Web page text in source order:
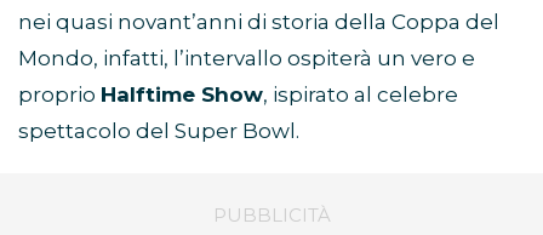
nei quasi novant’anni di storia della Coppa del
Mondo, infatti, l’intervallo ospiterà un vero e
proprio Halftime Show, ispirato al celebre
spettacolo del Super Bowl.